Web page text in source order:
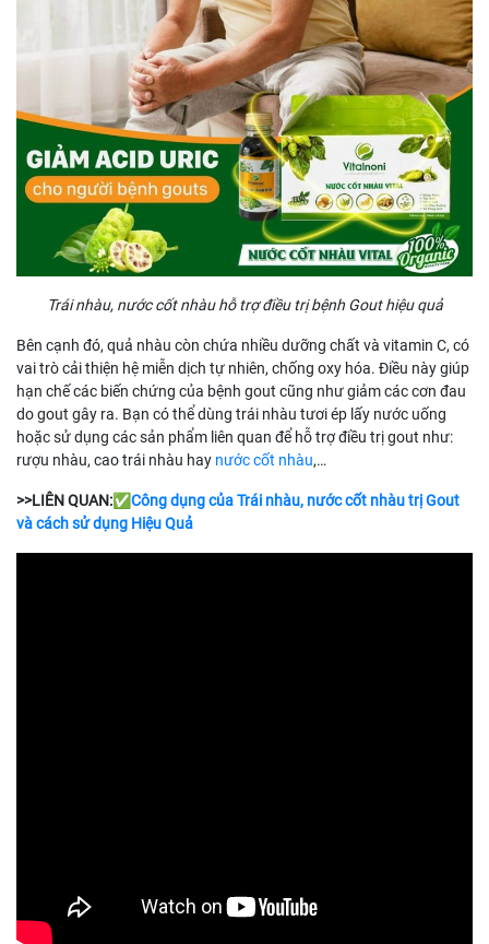
Trái nhàu, nước cốt nhàu hỗ trợ điều trị bệnh Gout hiệu quả
Bên cạnh đó, quả nhàu còn chứa nhiều dưỡng chất và vitamin C, có
vai trò cải thiện hệ miễn dịch tự nhiên, chống oxy hóa. Điều này giúp
hạn chế các biến chứng của bệnh gout cũng như giảm các cơn đau
do gout gây ra. Bạn có thể dùng trái nhàu tươi ép lấy nước uống
hoặc sử dụng các sản phẩm liên quan để hỗ trợ điều trị gout như:
rượu nhàu, cao trái nhàu hay nước cốt nhàu,…
>>LIÊN QUAN:✅Công dụng của Trái nhàu, nước cốt nhàu trị Gout
và cách sử dụng Hiệu Quả